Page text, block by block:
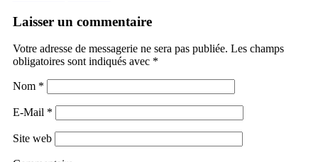
Laisser un commentaire
Votre adresse de messagerie ne sera pas publiée. Les champs
obligatoires sont indiqués avec *
Nom *
E-Mail *
Site web